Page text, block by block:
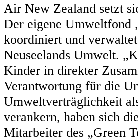
Air New Zealand setzt
Der eigene Umweltfond
koordiniert und
Neuseelands Umwelt.
Kinder in direkter
Verantwortung für die
Umweltverträglichkeit
verankern, haben sich
Mitarbeiter des „Green